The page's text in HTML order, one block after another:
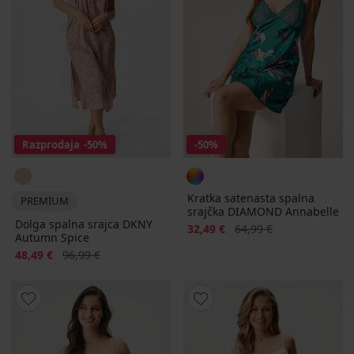
Razprodaja -50%
PREMIUM
Dolga spalna srajca DKNY
Autumn Spice
Popust
48,49 € Prvotna cena
96,99 €
-50%
Kratka satenasta spalna
srajčka DIAMOND Annabelle
Popust
32,49 € Prvotna cena
64,99 €